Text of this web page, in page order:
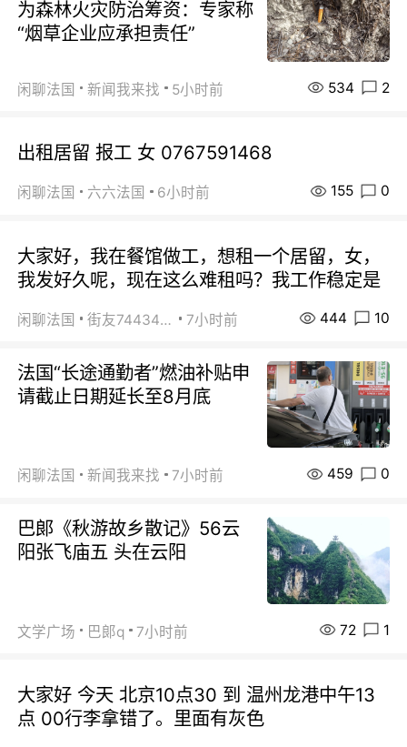
为森林火灾防治筹资：专家称
“烟草企业应承担责任”
闲聊法国 新闻我来找 5小时前 534 2
出租居留 报工 女 0767591468
闲聊法国 六六法国 6小时前 155 0
大家好，我在餐馆做工，想租一个居留，女，
我发好久呢，现在这么难租吗？我工作稳定是
闲聊法国 街友74434350 7小时前 444 10
法国“长途通勤者”燃油补贴申
请截止日期延长至8月底
闲聊法国 新闻我来找 7小时前 459 0
巴郞《秋游故乡散记》56云
阳张飞庙五 头在云阳
文学广场 巴郞q 7小时前 72 1
大家好 今天 北京10点30 到 温州龙港中午13
点 00行李拿错了。里面有灰色